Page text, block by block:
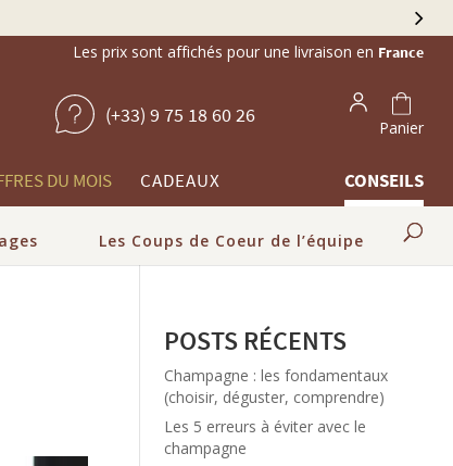
Les prix sont affichés pour une livraison en France
(+33) 9 75 18 60 26
Panier
DU MOIS CADEAUX CONSEILS
Les Coups de Coeur de l’équipe
POSTS RÉCENTS
Champagne : les fondamentaux
(choisir, déguster, comprendre)
Les 5 erreurs à éviter avec le
champagne